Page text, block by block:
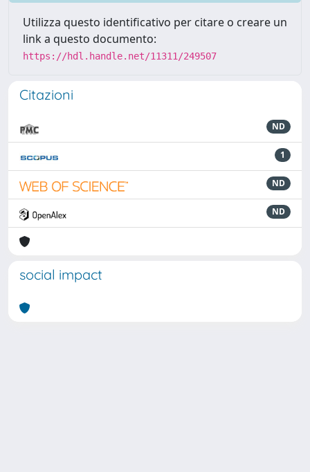
Utilizza questo identificativo per citare o creare un
link a questo documento:
https://hdl.handle.net/11311/249507
Citazioni
ND
1
ND
ND
social impact